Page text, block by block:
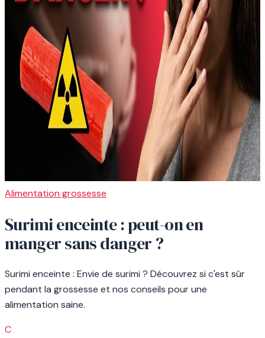
Alimentation grossesse
Surimi enceinte : peut-on en
manger sans danger ?
Surimi enceinte : Envie de surimi ? Découvrez si c'est sûr
pendant la grossesse et nos conseils pour une
alimentation saine.
C